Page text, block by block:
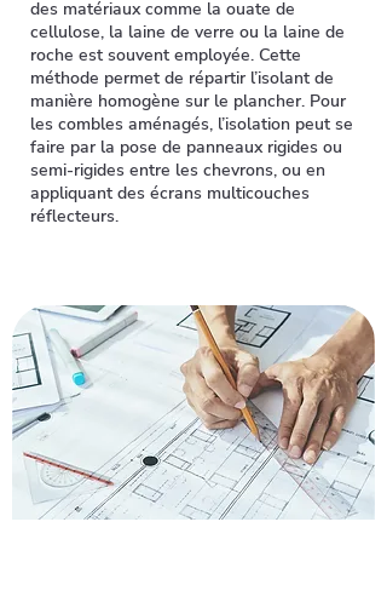
des matériaux comme la ouate de
cellulose, la laine de verre ou la laine de
roche est souvent employée. Cette
méthode permet de répartir l’isolant de
manière homogène sur le plancher. Pour
les combles aménagés, l’isolation peut se
faire par la pose de panneaux rigides ou
semi-rigides entre les chevrons, ou en
appliquant des écrans multicouches
réflecteurs.